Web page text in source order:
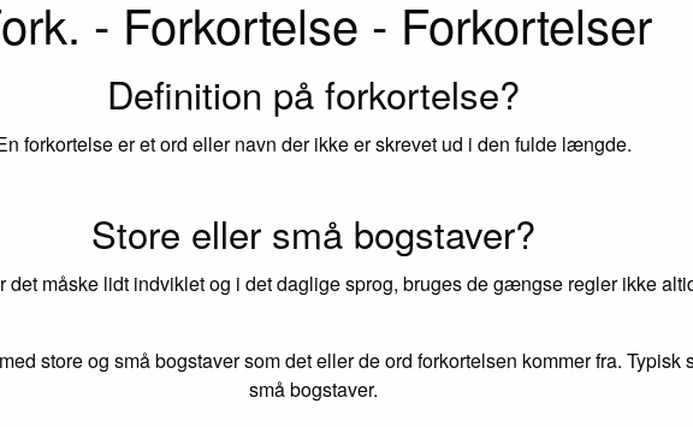
- Forkortelse - Forkortelser
Definition på forkortelse?
forkortelse er et ord eller navn der ikke er skrevet ud i den fulde længde.
Store eller små bogstaver?
det måske lidt indviklet og i det daglige sprog, bruges de gængse regler ikke
store og små bogstaver som det eller de ord forkortelsen kommer fra. Typisk
små bogstaver.